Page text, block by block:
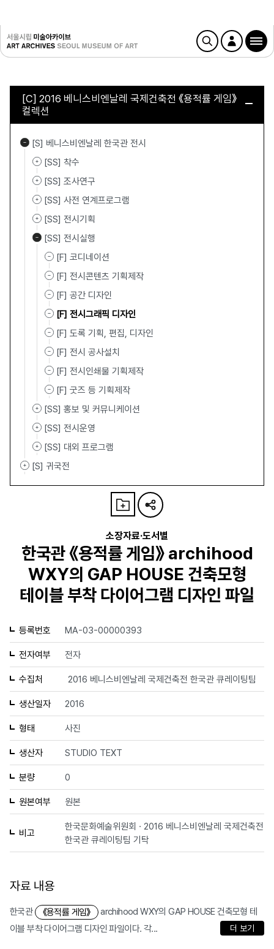
[C] 2016 베니스비엔날레 국제건축전 《용적률 게임》
컬렉션
[S] 베니스비엔날레 한국관 전시
[SS] 착수
[SS] 조사연구
[SS] 사전 연계프로그램
[SS] 전시기획
[SS] 전시실행
[F] 코디네이션
[F] 전시콘텐츠 기획제작
[F] 공간 디자인
[F] 전시그래픽 디자인
[F] 도록 기획, 편집, 디자인
[F] 전시 공사설치
[F] 전시인쇄물 기획제작
[F] 굿즈 등 기획제작
[SS] 홍보 및 커뮤니케이션
[SS] 전시운영
[SS] 대외 프로그램
[S] 귀국전
소장자료·도서별
한국관 《용적률 게임》 archihood
WXY의 GAP HOUSE 건축모형
테이블 부착 다이어그램 디자인 파일
등록번호 MA-03-00000393
전자여부 전자
수집처 2016 베니스비엔날레 국제건축전 한국관 큐레이팅팀
생산일자 2016
형태 사진
생산자 STUDIO TEXT
분량 0
원본여부 원본
비고
한국문화예술위원회 · 2016 베니스비엔날레 국제건축전
한국관 큐레이팅팀 기탁
자료 내용
한국관 《용적률 게임》
archihood WXY의 GAP HOUSE 건축모형 테
이블 부착 다이어그램 디자인 파일이다. 각...
더 보기